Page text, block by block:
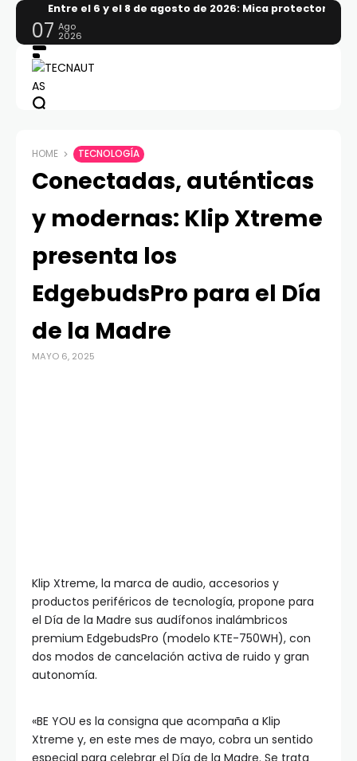
Entre el 6 y el 8 de agosto de 2026: Mica protectora,
07 Ago
2026
HOME TECNOLOGÍA
Conectadas, auténticas
y modernas: Klip Xtreme
presenta los
EdgebudsPro para el Día
de la Madre
MAYO 6, 2025
Klip Xtreme, la marca de audio, accesorios y
productos periféricos de tecnología, propone para
el Día de la Madre sus audífonos inalámbricos
premium EdgebudsPro (modelo KTE-750WH), con
dos modos de cancelación activa de ruido y gran
autonomía.
«BE YOU es la consigna que acompaña a Klip
Xtreme y, en este mes de mayo, cobra un sentido